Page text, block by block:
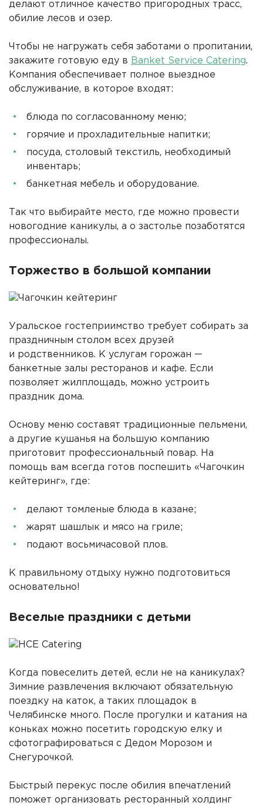
делают отличное качество пригородных трасс,
обилие лесов и озер.
Чтобы не нагружать себя заботами о пропитании,
закажите готовую еду в Banket Service Catering.
Компания обеспечивает полное выездное
обслуживание, в которое входят:
блюда по согласованному меню;
горячие и прохладительные напитки;
посуда, столовый текстиль, необходимый
инвентарь;
банкетная мебель и оборудование.
Так что выбирайте место, где можно провести
новогодние каникулы, а о застолье позаботятся
профессионалы.
Торжество в большой компании
Уральское гостеприимство требует собирать за
праздничным столом всех друзей
и родственников. К услугам горожан —
банкетные залы ресторанов и кафе. Если
позволяет жилплощадь, можно устроить
праздник дома.
Основу меню составят традиционные пельмени,
а другие кушанья на большую компанию
приготовит профессиональный повар. На
помощь вам всегда готов поспешить «Чагочкин
кейтеринг», где:
делают томленые блюда в казане;
жарят шашлык и мясо на гриле;
подают восьмичасовой плов.
К правильному отдыху нужно подготовиться
основательно!
Веселые праздники с детьми
Когда повеселить детей, если не на каникулах?
Зимние развлечения включают обязательную
поездку на каток, а таких площадок в
Челябинске много. После прогулки и катания на
коньках можно посетить городскую елку и
сфотографироваться с Дедом Морозом и
Снегурочкой.
Быстрый перекус после обилия впечатлений
поможет организовать ресторанный холдинг